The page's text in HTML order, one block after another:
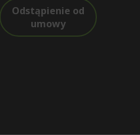
Odstąpienie od
umowy